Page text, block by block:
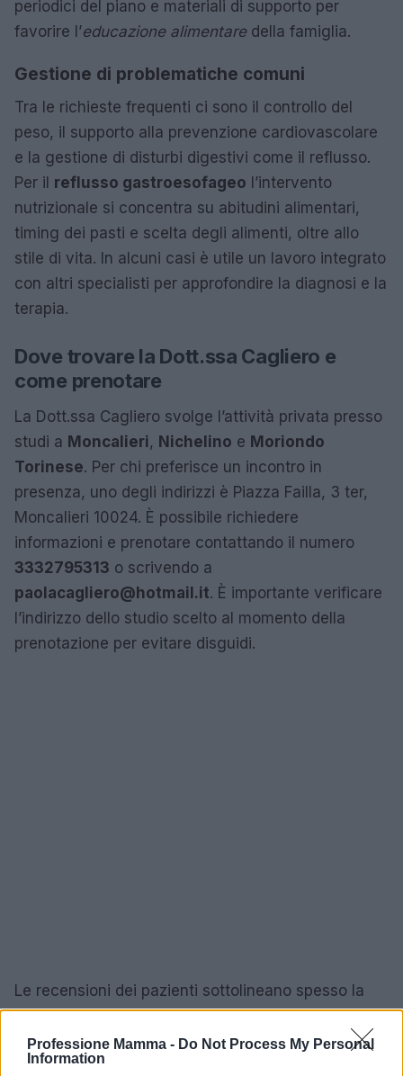
Professione Mamma - Do Not Process My Personal
Information
periodici del piano e materiali di supporto per
favorire l’educazione alimentaredella famiglia.
Gestione di problematiche comuni
Tra le richieste frequenti ci sono il controllo del
peso, il supporto alla prevenzione cardiovascolare
e la gestione di disturbi digestivi come il reflusso.
Per il reflusso gastroesofageo l’intervento
nutrizionale si concentra su abitudini alimentari,
timing dei pasti e scelta degli alimenti, oltre allo
stile di vita. In alcuni casi è utile un lavoro integrato
con altri specialisti per approfondire la diagnosi e la
terapia.
Dove trovare la Dott.ssa Cagliero e
come prenotare
La Dott.ssa Cagliero svolge l’attività privata presso
studi a Moncalieri, Nichelino e Moriondo
Torinese. Per chi preferisce un incontro in
presenza, uno degli indirizzi è Piazza Failla, 3 ter,
Moncalieri 10024. È possibile richiedere
informazioni e prenotare contattando il numero
3332795313 o scrivendo a
paolacagliero@hotmail.it. È importante verificare
l’indirizzo dello studio scelto al momento della
prenotazione per evitare disguidi.
Le recensioni dei pazienti sottolineano spesso la
capacità di ascolto, la chiarezza nelle spiegazioni e
l’attenzione durante la visita: elementi che riflettono
un approccio personalizzato e centrato sulla